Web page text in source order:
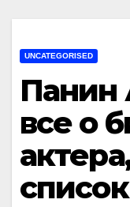
UNCATEGORISED
Панин
все о